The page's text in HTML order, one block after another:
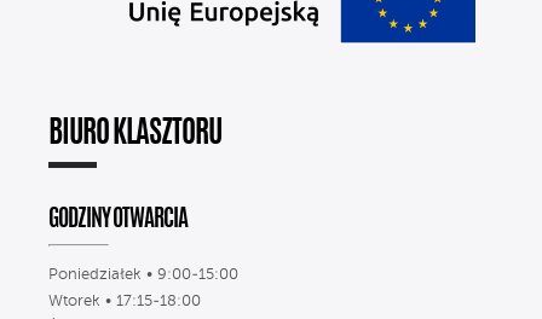
BIURO KLASZTORU
GODZINY OTWARCIA
Poniedziałek • 9:00-15:00
Wtorek • 17:15-18:00